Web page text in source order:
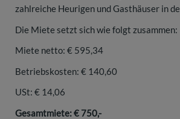
zahlreiche Heurigen und Gasthäuser in
Die Miete setzt sich wie folgt zusammen:
Miete netto: € 595,34
Betriebskosten: € 140,60
USt: € 14,06
Gesamtmiete: € 750,-